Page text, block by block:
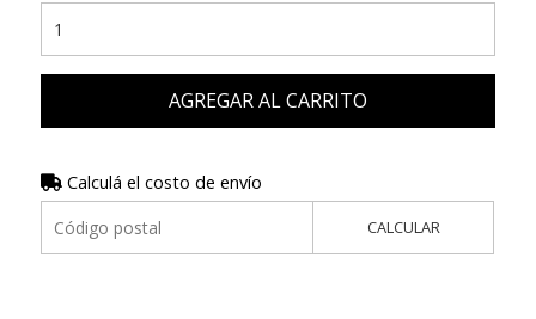
AGREGAR AL CARRITO
Calculá el costo de envío
CALCULAR